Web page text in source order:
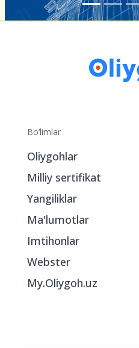
Bo‘limlar
Oliygohlar
Milliy sertifikat
Yangiliklar
Ma'lumotlar
Imtihonlar
Webster
My.Oliygoh.uz